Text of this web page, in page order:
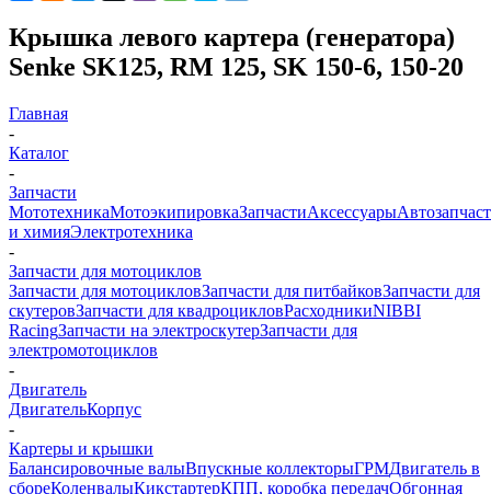
Крышка левого картера (генератора)
Senke SK125, RM 125, SK 150-6, 150-20
Главная
-
Каталог
-
Запчасти
МототехникаМотоэкипировкаЗапчастиАксессуары
и химияЭлектротехника
-
Запчасти для мотоциклов
Запчасти для мотоцикловЗапчасти для питбайковЗапчасти для
скутеровЗапчасти для квадроцикловРасходникиNIBBI
RacingЗапчасти на электроскутерЗапчасти для
электромотоциклов
-
Двигатель
ДвигательКорпус
-
Картеры и крышки
Балансировочные валыВпускные коллекторыГРМДвигатель в
сбореКоленвалыКикстартерКПП, коробка передачОбгонная